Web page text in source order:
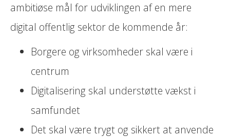
ambitiøse mål for udviklingen af en mere
digital offentlig sektor de kommende år:
Borgere og virksomheder skal være i
centrum
Digitalisering skal understøtte vækst i
samfundet
Det skal være trygt og sikkert at anvende